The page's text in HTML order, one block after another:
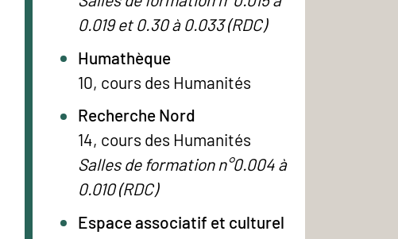
0.019 et 0.30 à 0.033 (RDC)
Humathèque
10, cours des Humanités
Recherche Nord
14, cours des Humanités
Salles de formation n°0.004 à
0.010 (RDC)
Espace associatif et culturel